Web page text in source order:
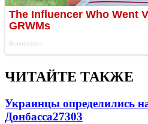
ЧИТАЙТЕ ТАКЖЕ
Украинцы определились
Донбасса27303